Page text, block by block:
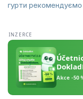
гурти рекомендуємо